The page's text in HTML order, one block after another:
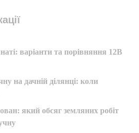
варіанти та порівняння 12В
на дачній ділянці: коли
який обсяг земляних робіт